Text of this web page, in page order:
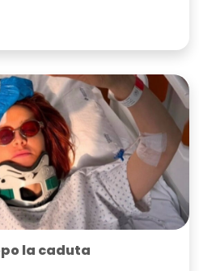
la caduta